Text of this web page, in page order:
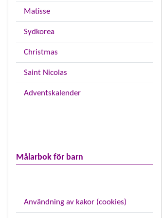
Matisse
Sydkorea
Christmas
Saint Nicolas
Adventskalender
Målarbok för barn
Användning av kakor (cookies)